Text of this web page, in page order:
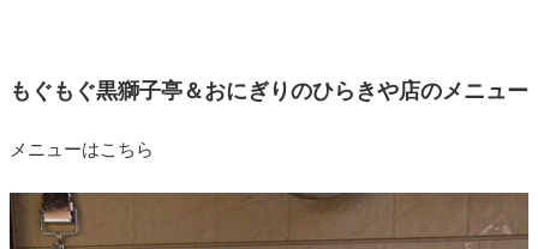
もぐもぐ黒獅子亭＆おにぎりのひらきや店のメニュー
メニューはこちら